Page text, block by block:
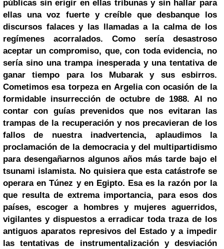
públicas sin erigir en ellas tribunas y sin hallar para
ellas una voz fuerte y creíble que desbanque los
discursos falaces y las llamadas a la calma de los
regímenes acorralados. Como sería desastroso
aceptar un compromiso, que, con toda evidencia, no
sería sino una trampa inesperada y una tentativa de
ganar tiempo para los Mubarak y sus esbirros.
Cometimos esa torpeza en Argelia con ocasión de la
formidable insurrección de octubre de 1988. Al no
contar con guías prevenidos que nos evitaran las
trampas de la recuperación y nos precavieran de los
fallos de nuestra inadvertencia, aplaudimos la
proclamación de la democracia y del multipartidismo
para desengañarnos algunos años más tarde bajo el
tsunami islamista. No quisiera que esta catástrofe se
operara en Túnez y en Egipto. Esa es la razón por la
que resulta de extrema importancia, para esos dos
países, escoger a hombres y mujeres aguerridos,
vigilantes y dispuestos a erradicar toda traza de los
antiguos aparatos represivos del Estado y a impedir
las tentativas de instrumentalización y desviación